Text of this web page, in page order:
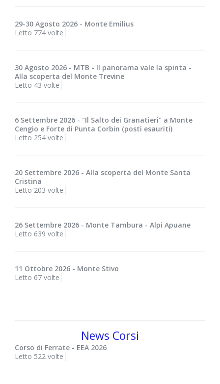
29-30 Agosto 2026 - Monte Emilius
Letto 774 volte
30 Agosto 2026 - MTB - Il panorama vale la spinta -
Alla scoperta del Monte Trevine
Letto 43 volte
6 Settembre 2026 - "Il Salto dei Granatieri" a Monte
Cengio e Forte di Punta Corbin (posti esauriti)
Letto 254 volte
20 Settembre 2026 - Alla scoperta del Monte Santa
Cristina
Letto 203 volte
26 Settembre 2026 - Monte Tambura - Alpi Apuane
Letto 639 volte
11 Ottobre 2026 - Monte Stivo
Letto 67 volte
News Corsi
Corso di Ferrate - EEA 2026
Letto 522 volte